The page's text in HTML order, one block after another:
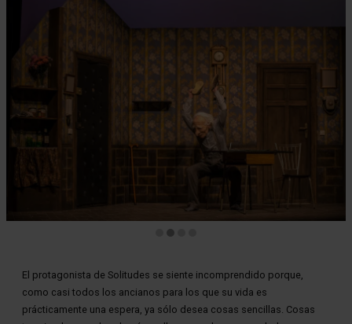
El protagonista de Solitudes se siente incomprendido porque,
como casi todos los ancianos para los que su vida es
prácticamente una espera, ya sólo desea cosas sencillas. Cosas